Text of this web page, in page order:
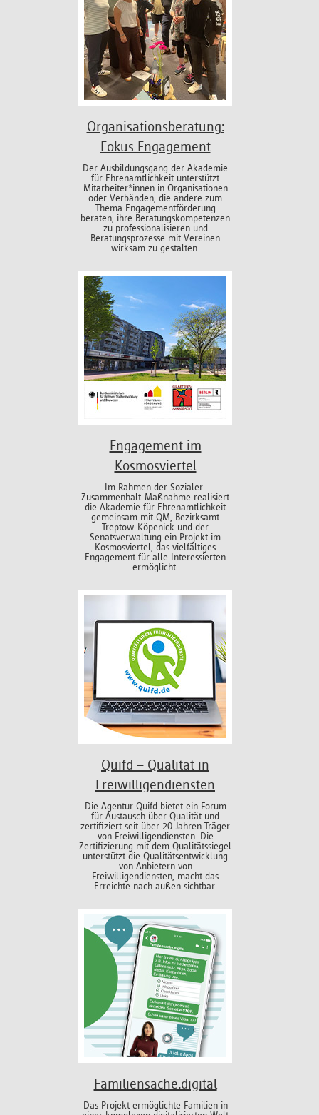
Organisationsberatung:
Fokus Engagement
Der Ausbildungsgang der Akademie
für Ehrenamtlichkeit unterstützt
Mitarbeiter*innen in Organisationen
oder Verbänden, die andere zum
Thema Engagementförderung
beraten, ihre Beratungskompetenzen
zu professionalisieren und
Beratungsprozesse mit Vereinen
wirksam zu gestalten.
Engagement im
Kosmosviertel
Im Rahmen der Sozialer-
Zusammenhalt-Maßnahme realisiert
die Akademie für Ehrenamtlichkeit
gemeinsam mit QM, Bezirksamt
Treptow-Köpenick und der
Senatsverwaltung ein Projekt im
Kosmosviertel, das vielfältiges
Engagement für alle Interessierten
ermöglicht.
Quifd – Qualität in
Freiwilligendiensten
Die Agentur Quifd bietet ein Forum
für Austausch über Qualität und
zertifiziert seit über 20 Jahren Träger
von Freiwilligendiensten. Die
Zertifizierung mit dem Qualitätssiegel
unterstützt die Qualitätsentwicklung
von Anbietern von
Freiwilligendiensten, macht das
Erreichte nach außen sichtbar.
Familiensache.digital
Das Projekt ermöglichte Familien in